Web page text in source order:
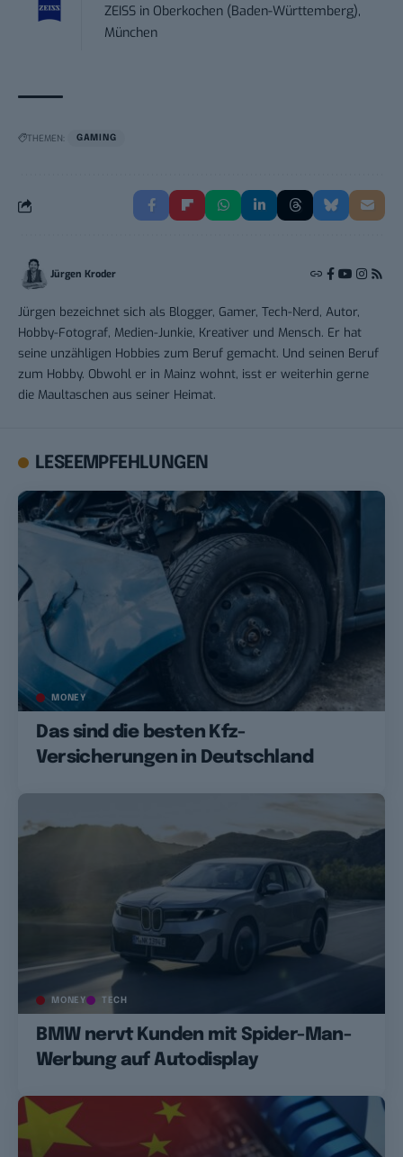
ZEISS in Oberkochen (Baden-Württemberg),
München
THEMEN: GAMING
Jürgen Kroder
Jürgen bezeichnet sich als Blogger, Gamer, Tech-Nerd, Autor,
Hobby-Fotograf, Medien-Junkie, Kreativer und Mensch. Er hat
seine unzähligen Hobbies zum Beruf gemacht. Und seinen Beruf
zum Hobby. Obwohl er in Mainz wohnt, isst er weiterhin gerne
die Maultaschen aus seiner Heimat.
LESEEMPFEHLUNGEN
MONEY
Das sind die besten Kfz-
Versicherungen in Deutschland
MONEY TECH
BMW nervt Kunden mit Spider-Man-
Werbung auf Autodisplay